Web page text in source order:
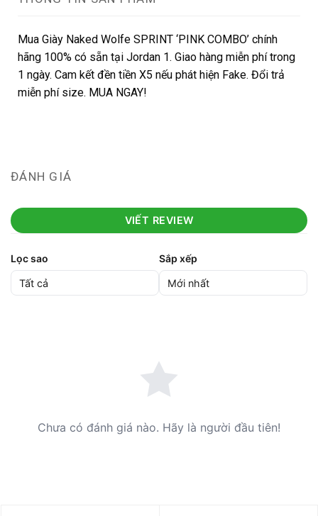
Mua Giày Naked Wolfe SPRINT ‘PINK COMBO’ chính
hãng 100% có sẵn tại Jordan 1. Giao hàng miễn phí trong
1 ngày. Cam kết đền tiền X5 nếu phát hiện Fake. Đổi trả
miễn phí size. MUA NGAY!
ĐÁNH GIÁ
VIẾT REVIEW
Lọc sao Sắp xếp
Chưa có đánh giá nào. Hãy là người đầu tiên!